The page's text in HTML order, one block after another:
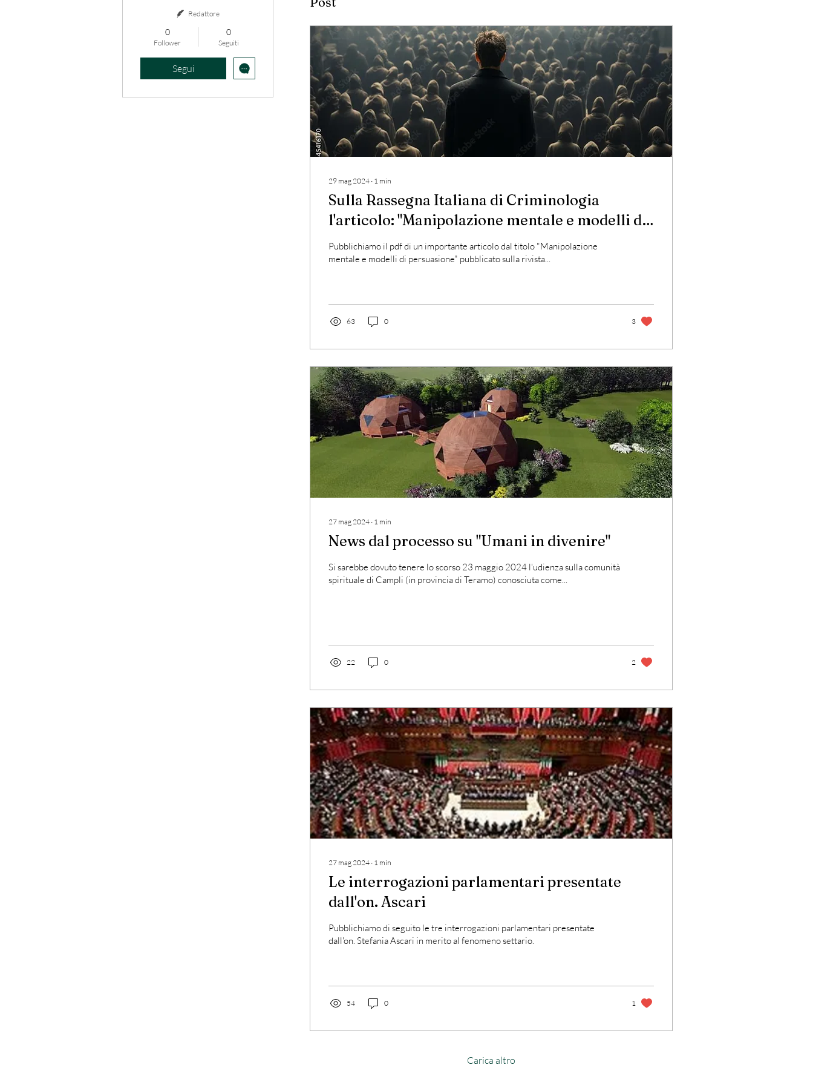
29 mag 2024 ∙ 1 min
Sulla Rassegna Italiana di Criminologia
l'articolo: "Manipolazione mentale e modelli di
persuasione"
Pubblichiamo il pdf di un importante articolo dal titolo "Manipolazione
mentale e modelli di persuasione" pubblicato sulla rivista...
63 0 3
27 mag 2024 ∙ 1 min
News dal processo su "Umani in divenire"
Si sarebbe dovuto tenere lo scorso 23 maggio 2024 l'udienza sulla comunità
spirituale di Campli (in provincia di Teramo) conosciuta come...
22 0 2
27 mag 2024 ∙ 1 min
Le interrogazioni parlamentari presentate
dall'on. Ascari
Pubblichiamo di seguito le tre interrogazioni parlamentari presentate
dall'on. Stefania Ascari in merito al fenomeno settario.
54 0 1
Carica altro
Redattore
0
Follower
0
Seguiti
Segui